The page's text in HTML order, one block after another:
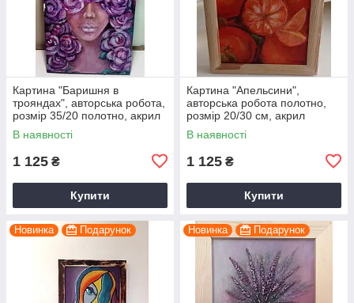
Картина "Баришня в
трояндах", авторська робота,
розмір 35/20 полотно, акрил
В наявності
1 125 ₴
Купити
Картина "Апельсини",
авторська робота полотно,
розмір 20/30 см, акрил
В наявності
1 125 ₴
Купити
Новинка Подарунок Новинка Подарунок